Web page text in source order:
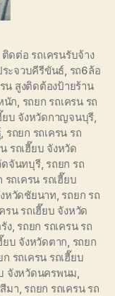
ติดต่อ รถเครนรับจ้าง
ระจวบคีรีขันธ์ รถ6ล้อ
น สูงติดต้องป้ายร้าน
นัก รถยก รถเครน รถ
ยบ จังหวัดกาญจนบุรี
, รถยก รถเครน รถ
รถเฮี๊ยบ จังหวัด
ดจันทบุรี, รถยก รถ
รถเครน รถเฮี๊ยบ
หวัดชัยนาท รถยก รถ
รน รถเฮี๊ยบ จังหวัด
ง, รถยก รถเครน รถ
ยบ จังหวัดตาก รถยก
ก รถเครน รถเฮี๊ยบ
จังหวัดนครพนม
มา รถยก รถเครน รถ